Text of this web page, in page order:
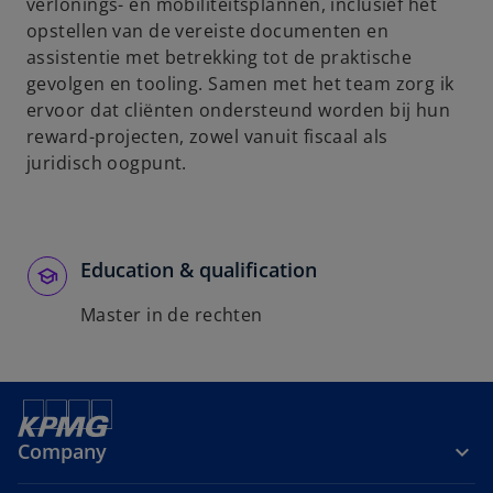
a
b
opstellen van de vereiste documenten en
assistentie met betrekking tot de praktische
gevolgen en tooling. Samen met het team zorg ik
ervoor dat cliënten ondersteund worden bij hun
reward-projecten, zowel vanuit fiscaal als
juridisch oogpunt.
Education & qualification
Master in de rechten
Company